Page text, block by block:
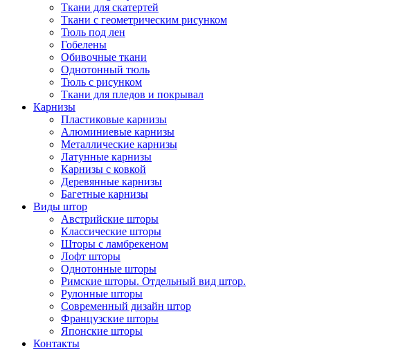
Ткани для скатертей
Ткани с геометрическим рисунком
Тюль под лен
Гобелены
Обивочные ткани
Однотонный тюль
Тюль с рисунком
Ткани для пледов и покрывал
Карнизы
Пластиковые карнизы
Алюминиевые карнизы
Металлические карнизы
Латунные карнизы
Карнизы с ковкой
Деревянные карнизы
Багетные карнизы
Виды штор
Австрийские шторы
Классические шторы
Шторы с ламбрекеном
Лофт шторы
Однотонные шторы
Римские шторы. Отдельный вид штор.
Рулонные шторы
Современный дизайн штор
Французские шторы
Японские шторы
Контакты